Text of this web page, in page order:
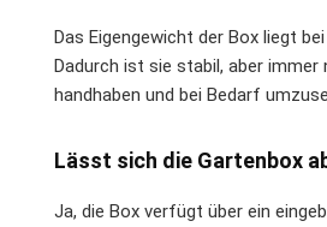
Das Eigengewicht der Box liegt
Dadurch ist sie stabil, aber immer
handhaben und bei Bedarf
Lässt sich die Gartenbox
Ja, die Box verfügt über ein